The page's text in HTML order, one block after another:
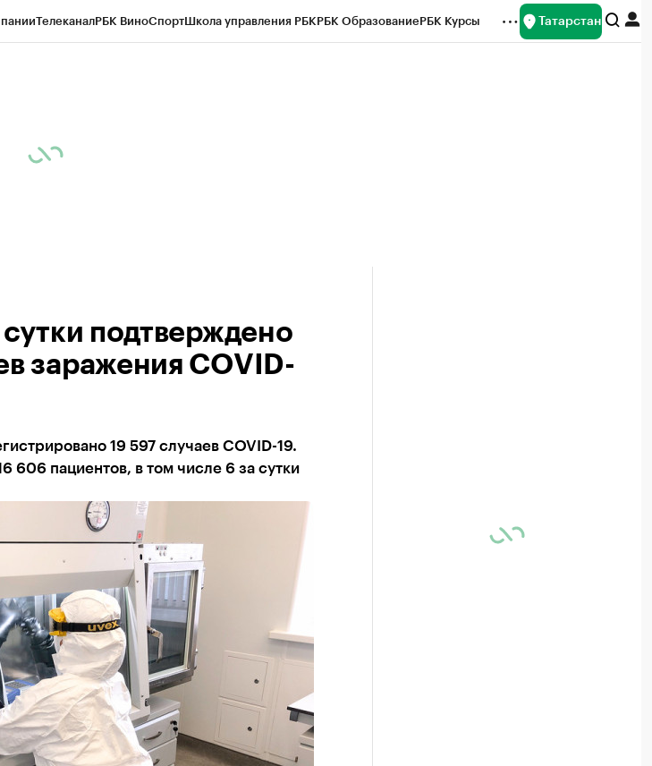
ТелеканалРБК ВиноСпортШкола управления РБКРБК ОбразованиеРБК Курсы Татарстан
сутки подтверждено
заражения COVID-
19 597 случаев COVID-19.
606 пациентов, в том числе 6 за сутки